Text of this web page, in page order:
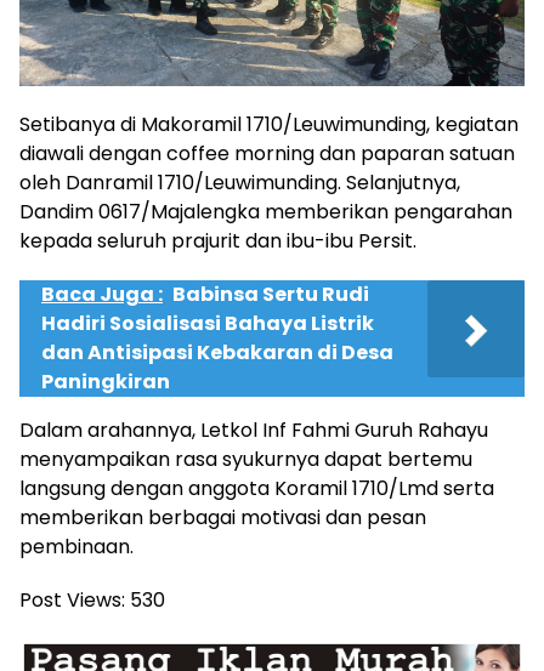
Setibanya di Makoramil 1710/Leuwimunding, kegiatan
diawali dengan coffee morning dan paparan satuan
oleh Danramil 1710/Leuwimunding. Selanjutnya,
Dandim 0617/Majalengka memberikan pengarahan
kepada seluruh prajurit dan ibu-ibu Persit.
Baca Juga : Babinsa Sertu Rudi
Hadiri Sosialisasi Bahaya Listrik
dan Antisipasi Kebakaran di Desa
Paningkiran
Dalam arahannya, Letkol Inf Fahmi Guruh Rahayu
menyampaikan rasa syukurnya dapat bertemu
langsung dengan anggota Koramil 1710/Lmd serta
memberikan berbagai motivasi dan pesan
pembinaan.
Post Views: 530